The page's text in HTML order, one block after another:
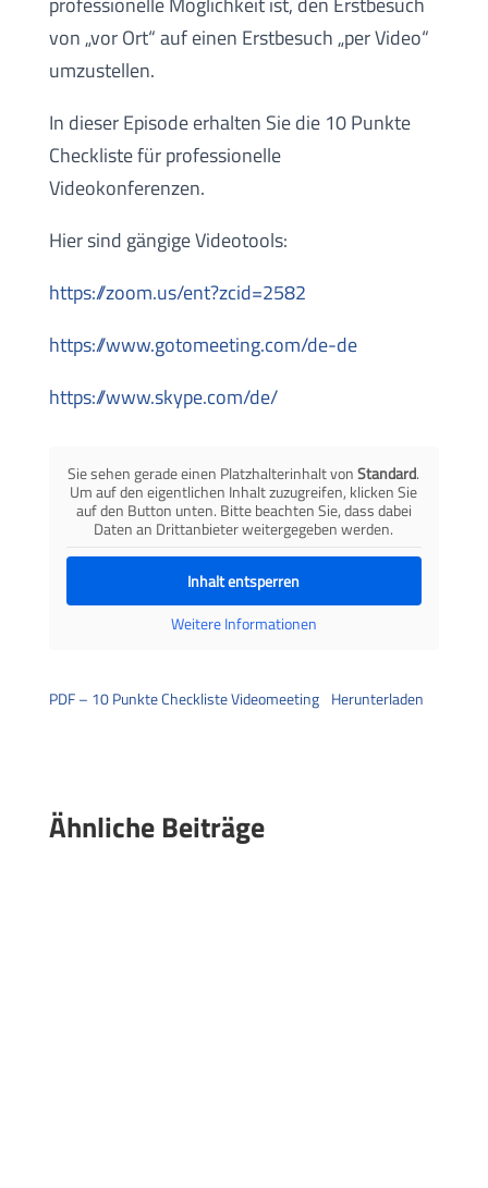
von „vor Ort“ auf einen Erstbesuch „per Video“
umzustellen.
In dieser Episode erhalten Sie die 10 Punkte
Checkliste für professionelle
Videokonferenzen.
Hier sind gängige Videotools:
https://zoom.us/ent?zcid=2582
https://www.gotomeeting.com/de-de
https://www.skype.com/de/
Sie sehen gerade einen Platzhalterinhalt vonStandard.
Um auf den eigentlichen Inhalt zuzugreifen, klicken Sie
auf den Button unten. Bitte beachten Sie, dass dabei
Daten an Drittanbieter weitergegeben werden.
Inhalt entsperren
Weitere Informationen
PDF – 10 Punkte Checkliste Videomeeting Herunterladen
Ähnliche Beiträge